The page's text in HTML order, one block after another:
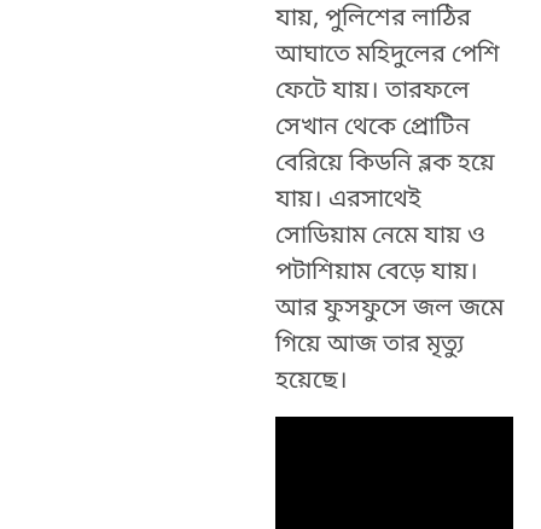
যায়, পুলিশের লাঠির
আঘাতে মহিদুলের পেশি
ফেটে যায়। তারফলে
সেখান থেকে প্রোটিন
বেরিয়ে কিডনি ব্লক হয়ে
যায়। এরসাথেই
সোডিয়াম নেমে যায় ও
পটাশিয়াম বেড়ে যায়।
আর ফুসফুসে জল জমে
গিয়ে আজ তার মৃত্যু
হয়েছে।